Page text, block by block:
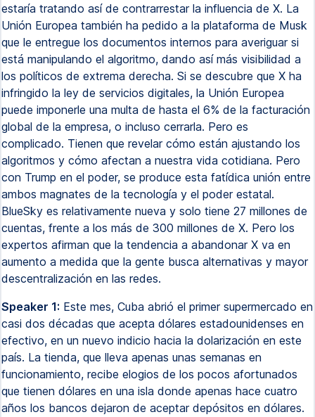
estaría tratando así de contrarrestar la influencia de X. La
Unión Europea también ha pedido a la plataforma de Musk
que le entregue los documentos internos para averiguar si
está manipulando el algoritmo, dando así más visibilidad a
los políticos de extrema derecha. Si se descubre que X ha
infringido la ley de servicios digitales, la Unión Europea
puede imponerle una multa de hasta el 6% de la facturación
global de la empresa, o incluso cerrarla. Pero es
complicado. Tienen que revelar cómo están ajustando los
algoritmos y cómo afectan a nuestra vida cotidiana. Pero
con Trump en el poder, se produce esta fatídica unión entre
ambos magnates de la tecnología y el poder estatal.
BlueSky es relativamente nueva y solo tiene 27 millones de
cuentas, frente a los más de 300 millones de X. Pero los
expertos afirman que la tendencia a abandonar X va en
aumento a medida que la gente busca alternativas y mayor
descentralización en las redes.
Speaker 1: Este mes, Cuba abrió el primer supermercado en
casi dos décadas que acepta dólares estadounidenses en
efectivo, en un nuevo indicio hacia la dolarización en este
país. La tienda, que lleva apenas unas semanas en
funcionamiento, recibe elogios de los pocos afortunados
que tienen dólares en una isla donde apenas hace cuatro
años los bancos dejaron de aceptar depósitos en dólares.